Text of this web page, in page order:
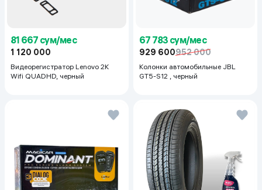
81 667 сум/мес
1 120 000
Видеорегистратор Lenovo 2K
Wifi QUADHD, черный
67 783 сум/мес
929 600952 000
Колонки автомобильные JBL
GT5-S12 , черный